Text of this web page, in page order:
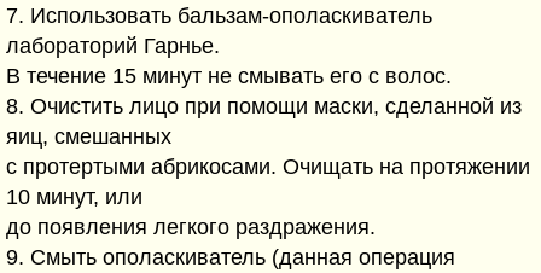
7. Использовать бальзам-ополаскиватель
лабораторий Гарнье.
В течение 15 минут не смывать его с волос.
8. Очистить лицо при помощи маски, сделанной из
яиц, смешанных
с протертыми абрикосами. Очищать на протяжении
10 минут, или
до появления легкого раздражения.
9. Смыть ополаскиватель (данная операция